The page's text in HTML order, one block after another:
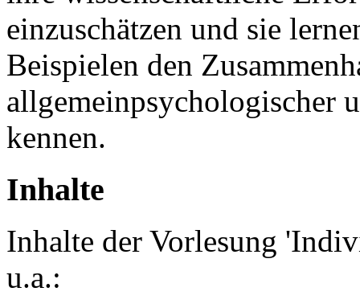
einzuschätzen und sie
Beispielen den
allgemeinpsychologischer
kennen.
Inhalte
Inhalte der Vorlesung
u.a.: